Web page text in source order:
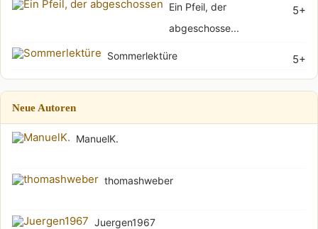
5+
Ein Pfeil, der
abgeschosse...
5+
Sommerlektüre
Neue Autoren
ManuelK.
thomashweber
Juergen1967